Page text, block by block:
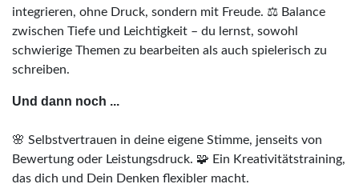
integrieren, ohne Druck, sondern mit Freude. ⚖️ Balance
zwischen Tiefe und Leichtigkeit – du lernst, sowohl
schwierige Themen zu bearbeiten als auch spielerisch zu
schreiben.
Und dann noch ...
🌸 Selbstvertrauen in deine eigene Stimme, jenseits von
Bewertung oder Leistungsdruck. 🧩 Ein Kreativitätstraining,
das dich und Dein Denken flexibler macht.